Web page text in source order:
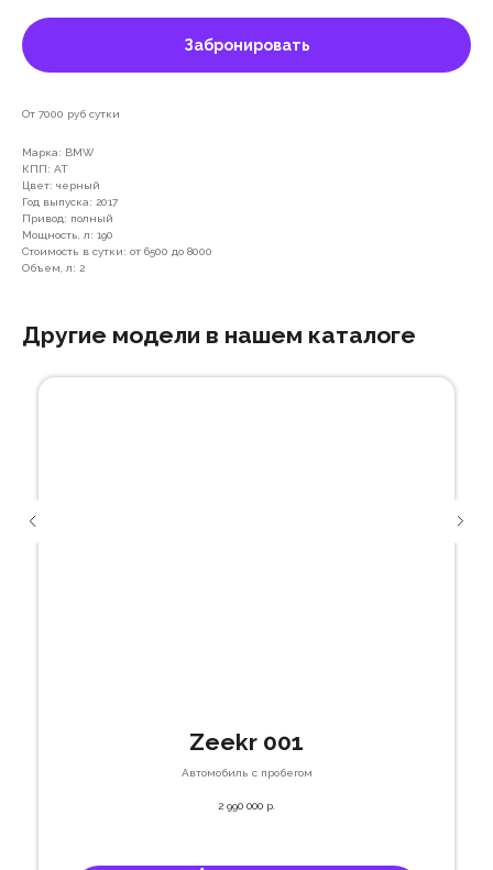
Забронировать
От 7000 руб сутки
Марка: BMW
КПП: АТ
Цвет: черный
Год выпуска: 2017
Привод: полный
Мощность, л: 190
Стоимость в сутки: от 6500 до 8000
Объем, л: 2
Другие модели в нашем каталоге
Zeekr 001
Автомобиль с пробегом
2 990 000 р.